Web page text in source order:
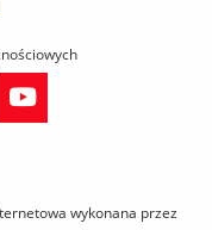
wykonana przez